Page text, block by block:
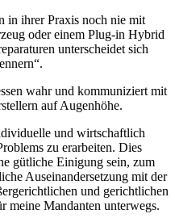
in ihrer Praxis noch nie mit
oder einem Plug-in Hybrid
unterscheidet sich
wahr und kommuniziert mit
auf Augenhöhe.
und wirtschaftlich
zu erarbeiten. Dies
gütliche Einigung sein, zum
Auseinandersetzung mit der
und gerichtlichen
meine Mandanten unterwegs.